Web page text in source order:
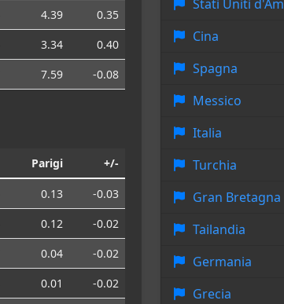
4.39
0.35
3.34
0.40
7.59 -0.08
Parigi +/-
0.13
-0.03
0.12
-0.02
0.04
-0.02
0.01
-0.02
Stati Uniti
Cina
Spagna
Messico
Italia
Turchia
Gran Bretagna
Tailandia
Germania
Grecia